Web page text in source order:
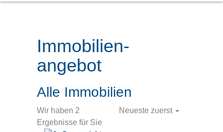
Immobilien­
angebot
Alle Immobilien
Wir haben 2
Ergebnisse für Sie
Neueste zuerst